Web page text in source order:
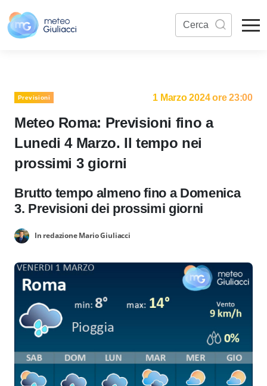
Previsioni 1 Marzo 2024 ore 23:00
Meteo Roma: Previsioni fino a
Lunedi 4 Marzo. Il tempo nei
prossimi 3 giorni
Brutto tempo almeno fino a Domenica
3. Previsioni dei prossimi giorni
In redazione Mario Giuliacci